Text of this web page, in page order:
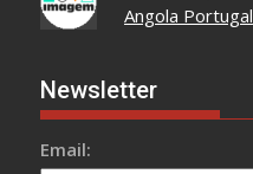
Angola Portugal
Newsletter
Email: